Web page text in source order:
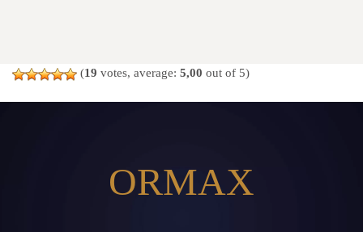
(19 votes, average: 5,00 out of 5)
ORMAX